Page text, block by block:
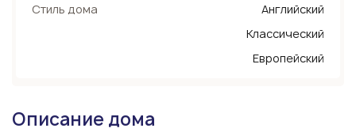
Стиль дома
Английский
Классический
Европейский
Описание дома